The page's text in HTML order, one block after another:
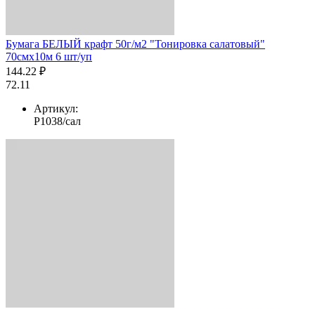
Бумага БЕЛЫЙ крафт 50г/м2 "Тонировка салатовый"
70смх10м 6 шт/уп
144.22 ₽
72.11
Артикул:
Р1038/сал